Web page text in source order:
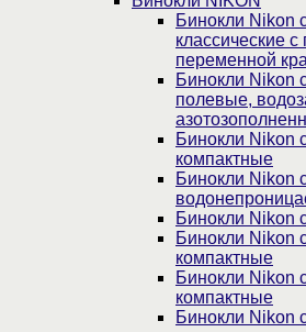
Бинокли Nikon
классические
переменной
Бинокли Nikon
полевые,
Бинокли Nikon
компактные
Бинокли Nikon
Бинокли Nikon
Бинокли Nikon
компактные
Бинокли Nikon
компактные
Бинокли Nikon